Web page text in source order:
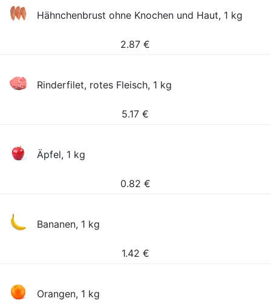
Hähnchenbrust ohne Knochen und Haut, 1 kg
2.87 €
Rinderfilet, rotes Fleisch, 1 kg
5.17 €
Äpfel, 1 kg
0.82 €
Bananen, 1 kg
1.42 €
Orangen, 1 kg